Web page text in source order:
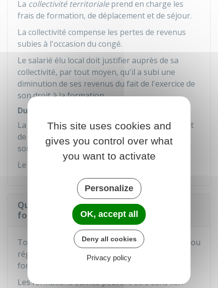
La collectivité territorialeprend en charge les
frais de formation, de déplacement et de séjour.
La collectivité compense les pertes de revenus
subies à l'occasion du congé.
Le salarié élu local doit justifier auprès de sa
collectivité, par tout moyen, qu'il a subi une
diminution de ses revenus du fait de l'exercice de
son droit à la formation.
Durée du congé de formation
La durée maximale du congé pour formation est
de
18 jourspour la durée du mandat, quel que
soit le nombre de mandats que l'élu détient.
Le congé est renouvelable en cas de réélection.
Qu'est-ce que le droit individuel à la
formation du salarié élu local ?
Tout élu d'un conseil municipal, départemental ou
régional bénéficie d'un droit individuel à la
formation.
Les formations suivies peuvent être sans lien
This site uses cookies and
gives you control over what
you want to activate
Personalize
OK, accept all
Deny all cookies
Privacy policy